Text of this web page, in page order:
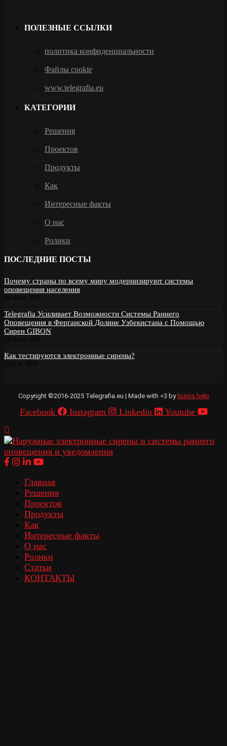
ПОЛЕЗНЫЕ ССЫЛКИ
политика конфиденциальности
Файлы cookie
www.telegrafia.eu
КАТЕГОРИИ
Решения
Проектов
Продукты
Как
Интересные факты
О нас
Ролики
ПОСЛЕДНИЕ ПОСТЫ
Почему страны по всему миру модернизируют системы
оповещения населения
Telegrafia Усиливает Возможности Системы Раннего
Оповещения в Ферганской Долине Узбекистана с Помощью
Сирен GIBON
Как тестируются электронные сирены?
Copyright ©2016-2025 Telegrafia.eu | Made with <3 bybiznis.help
Facebook Instagram Linkedin Youtube
Главная
Решения
Проектов
Продукты
Как
Интересные факты
О нас
Ролики
Статьи
КОНТАКТЫ